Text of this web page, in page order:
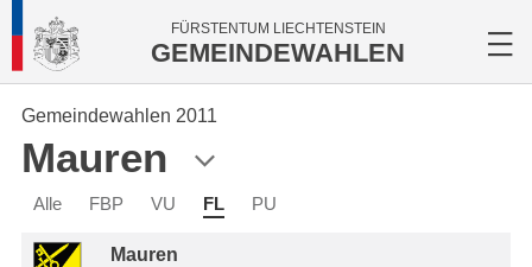
FÜRSTENTUM LIECHTENSTEIN
GEMEINDEWAHLEN
Gemeindewahlen 2011
Mauren
Alle FBP VU FL PU
Mauren